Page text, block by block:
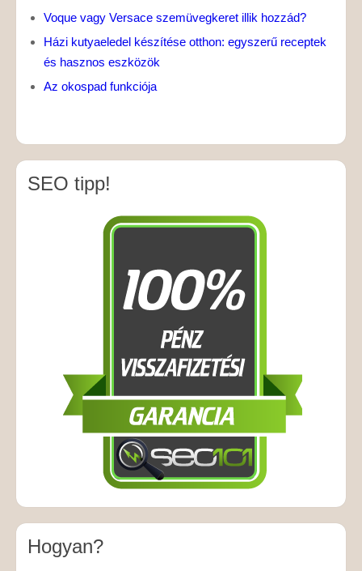
Voque vagy Versace szemüvegkeret illik hozzád?
Házi kutyaeledel készítése otthon: egyszerű receptek
és hasznos eszközök
Az okospad funkciója
SEO tipp!
Hogyan?